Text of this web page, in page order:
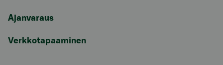
Ajanvaraus
Verkkotapaaminen